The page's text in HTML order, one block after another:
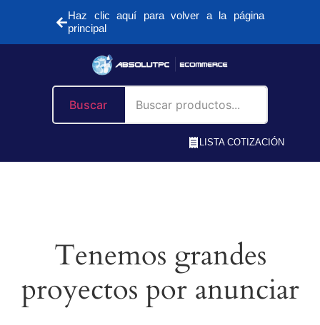
Haz clic aquí para volver a la página
principal
Buscar
LISTA COTIZACIÓN
Tenemos grandes
proyectos por anunciar